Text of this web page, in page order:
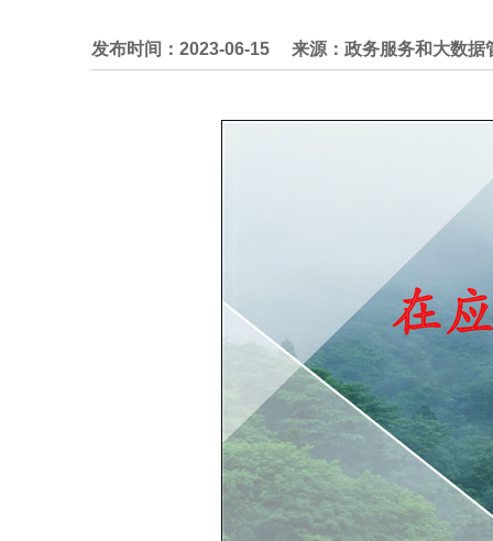
发布时间：2023-06-15 来源：政务服务和大数据